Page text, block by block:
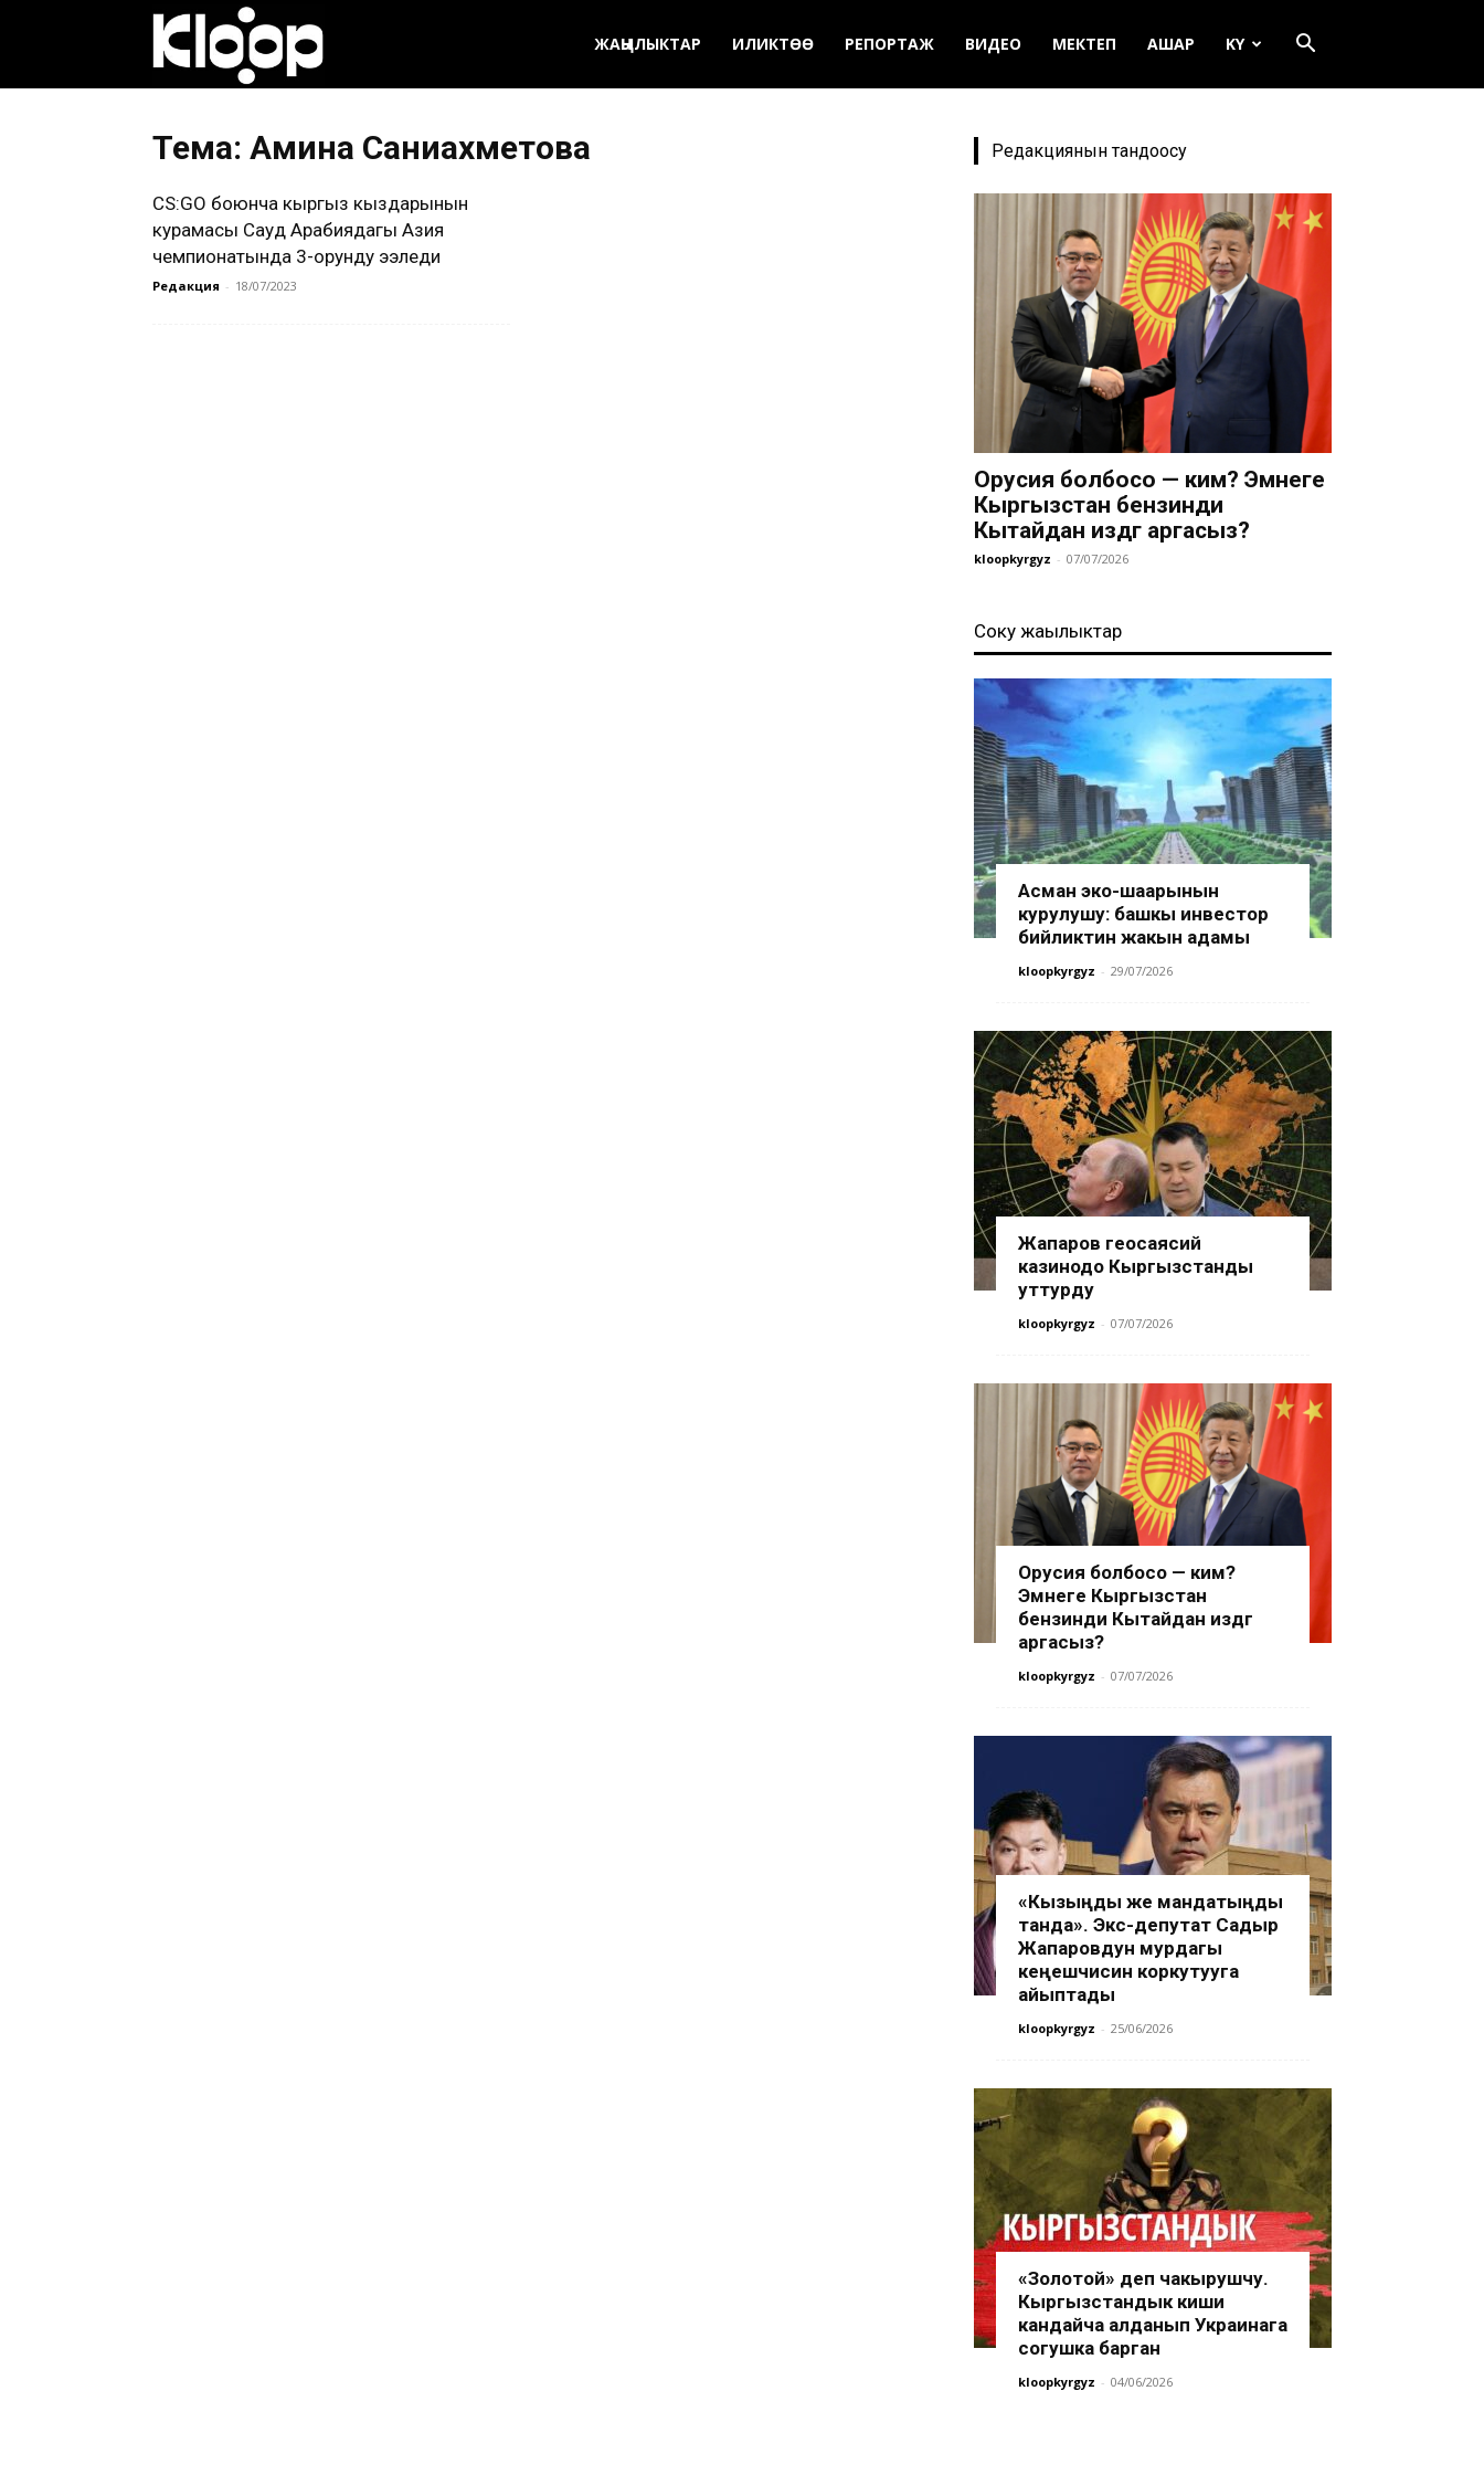
кыргызча
|
ЖАҢЫЛЫКТАР ИЛИКТӨӨ РЕПОРТАЖ ВИДЕО МЕКТЕП АШАР KY
Тема: Амина Саниахметова
CS:GO боюнча кыргыз кыздарынын
курамасы Сауд Арабиядагы Азия
чемпионатында 3-орунду ээледи
Редакция - 18/07/2023
Редакциянын тандоосу
Орусия болбосо — ким? Эмнеге
Кыргызстан бензинди
Кытайдан издөөгө аргасыз?
kloopkyrgyz - 07/07/2026
Соңку жаңылыктар
Асман эко-шаарынын
курулушу: башкы инвестор
бийликтин жакын адамы
kloopkyrgyz - 29/07/2026
Жапаров геосаясий
казинодо Кыргызстанды
уттурду
kloopkyrgyz - 07/07/2026
Орусия болбосо — ким?
Эмнеге Кыргызстан
бензинди Кытайдан издөөгө
аргасыз?
kloopkyrgyz - 07/07/2026
«Кызыңды же мандатыңды
танда». Экс-депутат Садыр
Жапаровдун мурдагы
кеңешчисин коркутууга
айыптады
kloopkyrgyz - 25/06/2026
«Золотой» деп чакырушчу.
Кыргызстандык киши
кандайча алданып Украинага
согушка барган
kloopkyrgyz - 04/06/2026